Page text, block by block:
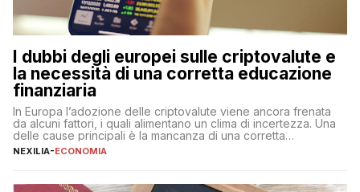
I dubbi degli europei sulle criptovalute e
la necessità di una corretta educazione
finanziaria
In Europa l’adozione delle criptovalute viene ancora frenata
da alcuni fattori, i quali alimentano un clima di incertezza. Una
delle cause principali è la mancanza di una corretta
educazione finanziaria, che impedisce ad una larga parte della
sulle criptovalute: […]
NEXILIA-ECONOMIA